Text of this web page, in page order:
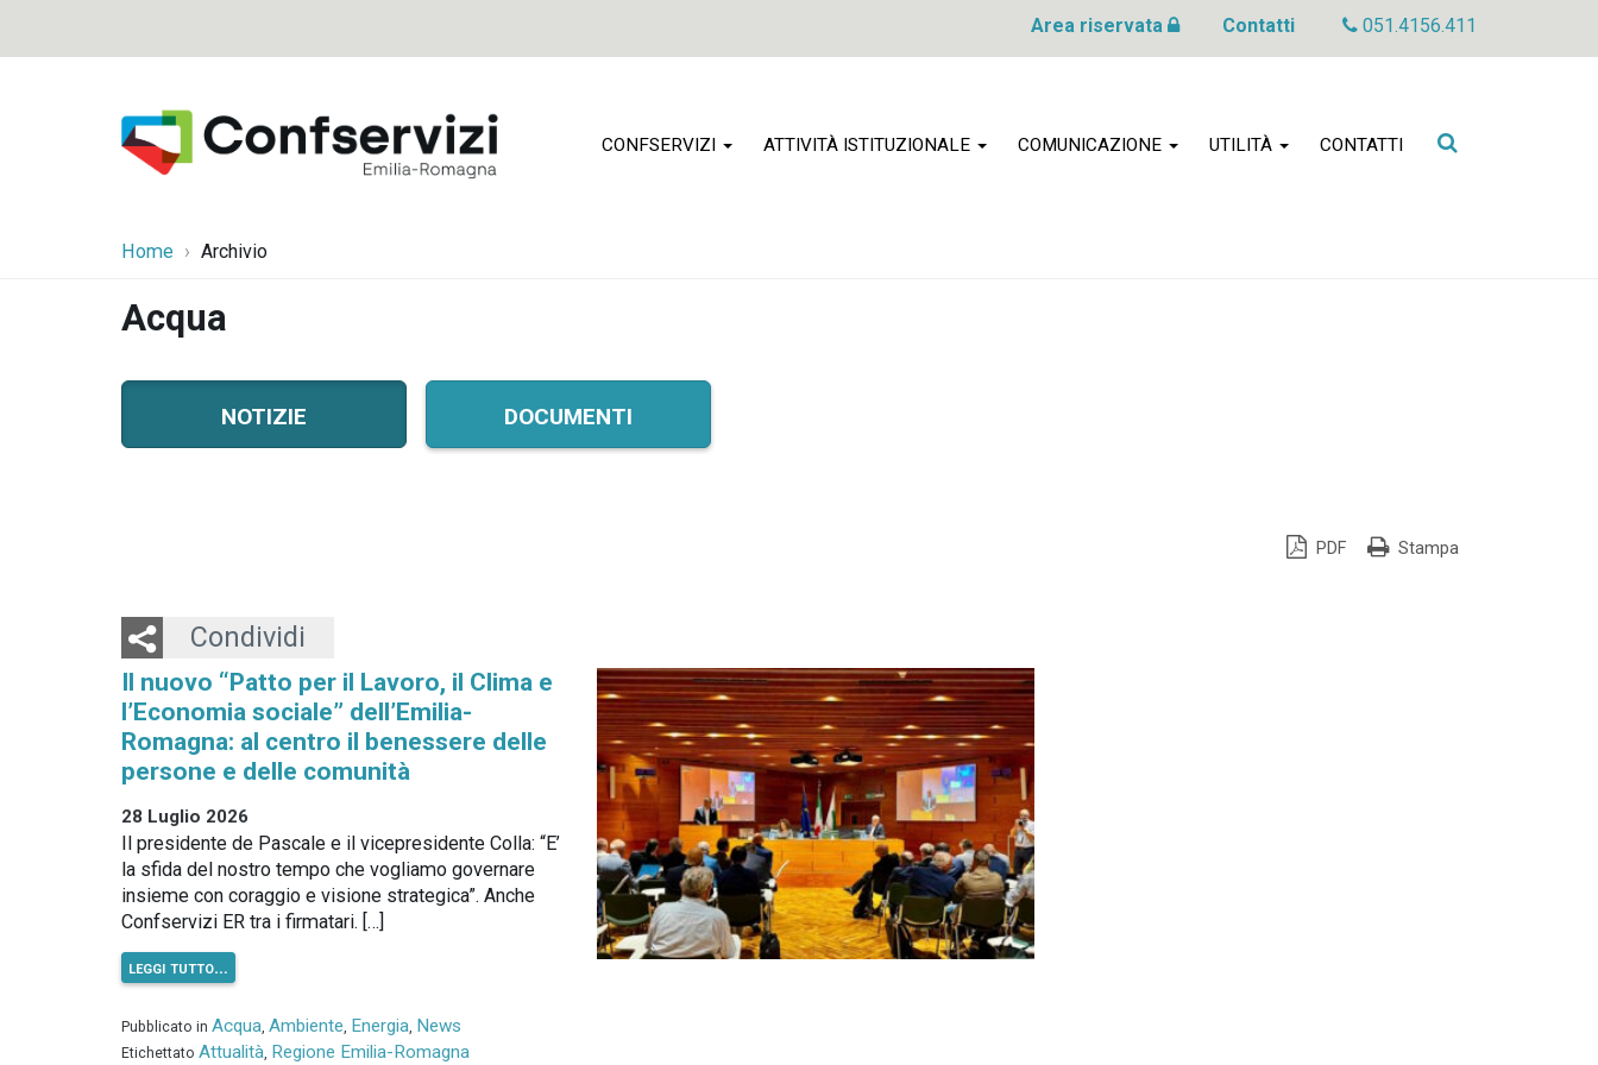
Area riservata Contatti 051.4156.411
CONFSERVIZI ATTIVITÀ ISTITUZIONALE COMUNICAZIONE UTILITÀ CONTATTI
Cerca
Home Archivio
Acqua
notizie documenti
PDF Stampa
Condividi
Twitter
LinkedIn
Email
Il nuovo “Patto per il Lavoro, il Clima e
l’Economia sociale” dell’Emilia-
Romagna: al centro il benessere delle
persone e delle comunità
28 Luglio 2026
Il presidente de Pascale e il vicepresidente Colla: “E’
la sfida del nostro tempo che vogliamo governare
insieme con coraggio e visione strategica”. Anche
Confservizi ER tra i firmatari. […]
leggi tutto…
Pubblicato in Acqua, Ambiente, Energia, News
Etichettato Attualità, Regione Emilia-Romagna